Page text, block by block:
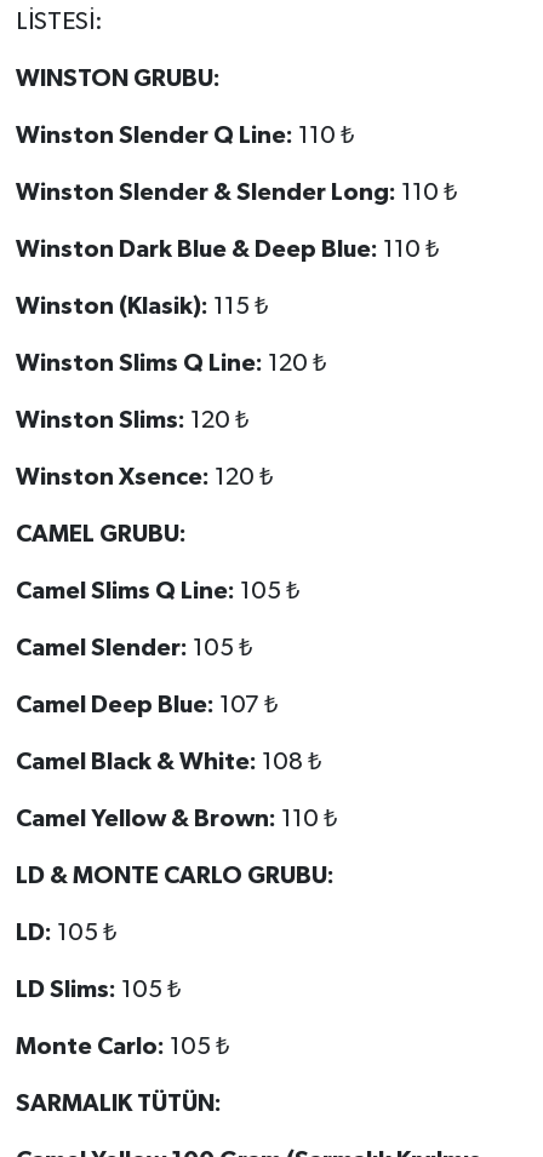
LİSTESİ:
WINSTON GRUBU:
Winston Slender Q Line: 110 ₺
Winston Slender & Slender Long: 110 ₺
Winston Dark Blue & Deep Blue: 110 ₺
Winston (Klasik): 115 ₺
Winston Slims Q Line: 120 ₺
Winston Slims: 120 ₺
Winston Xsence: 120 ₺
CAMEL GRUBU:
Camel Slims Q Line: 105 ₺
Camel Slender: 105 ₺
Camel Deep Blue: 107 ₺
Camel Black & White: 108 ₺
Camel Yellow & Brown: 110 ₺
LD & MONTE CARLO GRUBU:
LD: 105 ₺
LD Slims: 105 ₺
Monte Carlo: 105 ₺
SARMALIK TÜTÜN: